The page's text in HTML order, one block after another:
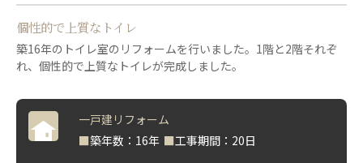
個性的で上質なトイレ
築16年のトイレ室のリフォームを行いました。1階と2階それぞ
れ、個性的で上質なトイレが完成しました。
一戸建リフォーム
■築年数：16年 ■工事期間：20日